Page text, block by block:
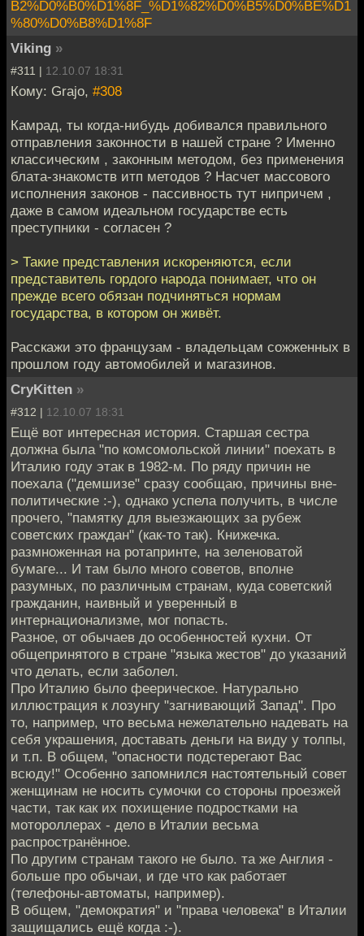
B2%D0%B0%D1%8F_%D1%82%D0%B5%D0%BE%D1
%80%D0%B8%D1%8F
Viking »
#311 | 12.10.07 18:31
Кому: Grajo, #308
Камрад, ты когда-нибудь добивался правильного
отправления законности в нашей стране ? Именно
классическим , законным методом, без применения
блата-знакомств итп методов ? Насчет массового
исполнения законов - пассивность тут нипричем ,
даже в самом идеальном государстве есть
преступники - согласен ?
> Такие представления искореняются, если
представитель гордого народа понимает, что он
прежде всего обязан подчиняться нормам
государства, в котором он живёт.
Расскажи это французам - владельцам сожженных в
прошлом году автомобилей и магазинов.
CryKitten »
#312 | 12.10.07 18:31
Ещё вот интересная история. Старшая сестра
должна была "по комсомольской линии" поехать в
Италию году этак в 1982-м. По ряду причин не
поехала ("демшизе" сразу сообщаю, причины вне-
политические :-), однако успела получить, в числе
прочего, "памятку для выезжающих за рубеж
советских граждан" (как-то так). Книжечка.
размноженная на ротапринте, на зеленоватой
бумаге... И там было много советов, вполне
разумных, по различным странам, куда советский
гражданин, наивный и уверенный в
интернационализме, мог попасть.
Разное, от обычаев до особенностей кухни. От
общепринятого в стране "языка жестов" до указаний
что делать, если заболел.
Про Италию было феерическое. Натурально
иллюстрация к лозунгу "загнивающий Запад". Про
то, например, что весьма нежелательно надевать на
себя украшения, доставать деньги на виду у толпы,
и т.п. В общем, "опасности подстерегают Вас
всюду!" Особенно запомнился настоятельный совет
женщинам не носить сумочки со стороны проезжей
части, так как их похищение подростками на
мотороллерах - дело в Италии весьма
распространённое.
По другим странам такого не было. та же Англия -
больше про обычаи, и где что как работает
(телефоны-автоматы, например).
В общем, "демократия" и "права человека" в Италии
защищались ещё когда :-).